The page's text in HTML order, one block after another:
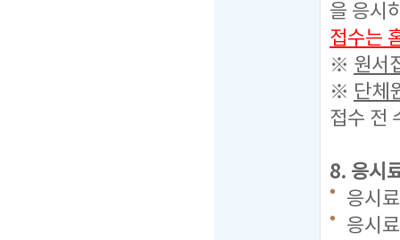
을 응시
접수는
※ 원서
※ 단체
접수 전
8. 응시
응시
응시